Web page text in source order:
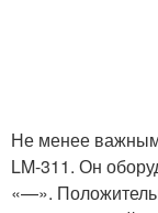
Не менее важным
LM-311. Он
«—».